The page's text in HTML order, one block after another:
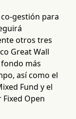
gestión para
otros tres
Great Wall
más
así como el
Fund y el
Fixed Open